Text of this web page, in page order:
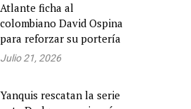
Atlante ficha al
colombiano David Ospina
para reforzar su portería
Julio 21, 2026
Yanquis rescatan la serie